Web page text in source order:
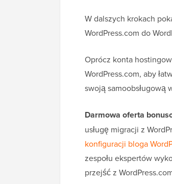
W dalszych krokach
WordPress.com do
Oprócz konta
WordPress.com, aby
swoją samoobsługową
Darmowa oferta
usługę migracji z
konfiguracji bloga
zespołu ekspertów
przejść z